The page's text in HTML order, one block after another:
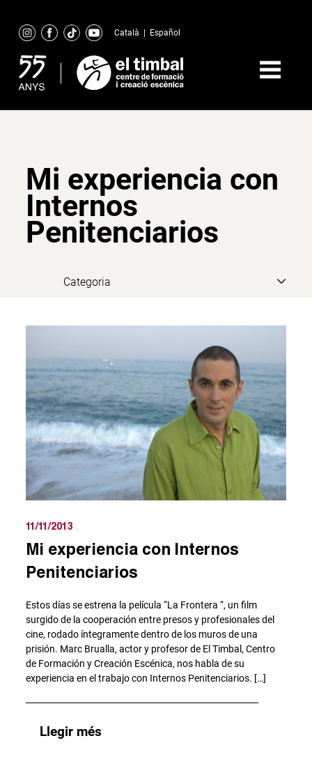
content
Català Español
Mi experiencia con
Internos
Penitenciarios
11/11/2013
Mi experiencia con Internos
Penitenciarios
Estos días se estrena la película “La Frontera “, un film
surgido de la cooperación entre presos y profesionales del
cine, rodado íntegramente dentro de los muros de una
prisión. Marc Brualla, actor y profesor de El Timbal, Centro
de Formación y Creación Escénica, nos habla de su
experiencia en el trabajo con Internos Penitenciarios. […]
Llegir més